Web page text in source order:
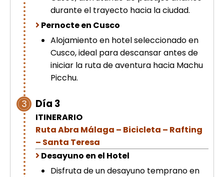
durante el trayecto hacia la ciudad.
Pernocte en Cusco
Alojamiento en hotel seleccionado en
Cusco, ideal para descansar antes de
iniciar la ruta de aventura hacia Machu
Picchu.
3 Día 3
ITINERARIO
Ruta Abra Málaga – Bicicleta – Rafting
– Santa Teresa
Desayuno en el Hotel
Disfruta de un desayuno temprano en